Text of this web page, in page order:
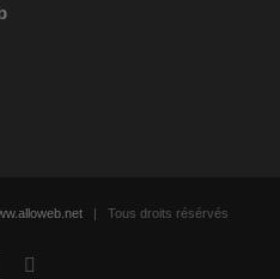
| Tous droits résérvés
Facebook